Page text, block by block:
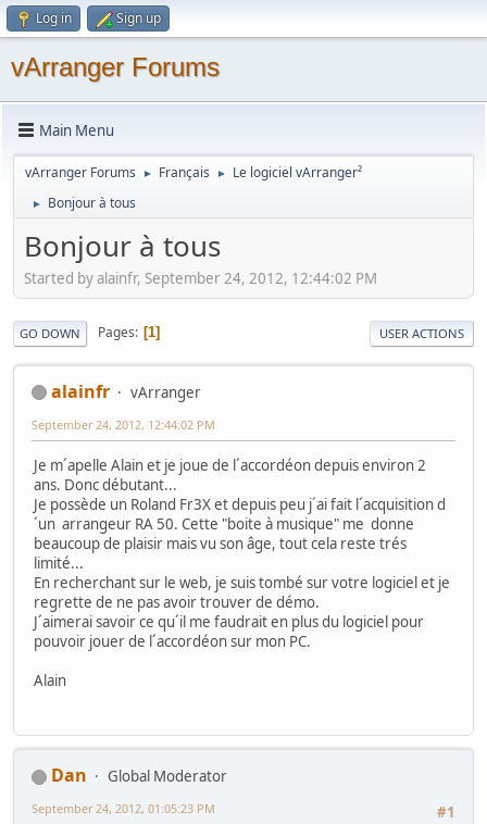
Log in Sign up
vArranger Forums
Main Menu
vArranger Forums ► Français ► Le logiciel vArranger²
► Bonjour à tous
Bonjour à tous
Started by alainfr, September 24, 2012, 12:44:02 PM
GO DOWN Pages 1 USER ACTIONS
alainfr vArranger
September 24, 2012, 12:44:02 PM
Je m´apelle Alain et je joue de l´accordéon depuis environ 2
ans. Donc débutant...
Je possède un Roland Fr3X et depuis peu j´ai fait l´acquisition d
´un arrangeur RA 50. Cette "boite à musique" me donne
beaucoup de plaisir mais vu son âge, tout cela reste trés
limité...
En recherchant sur le web, je suis tombé sur votre logiciel et je
regrette de ne pas avoir trouver de démo.
J´aimerai savoir ce qu´il me faudrait en plus du logiciel pour
pouvoir jouer de l´accordéon sur mon PC.
Alain
Dan
Global Moderator
#1
September 24, 2012, 01:05:23 PM